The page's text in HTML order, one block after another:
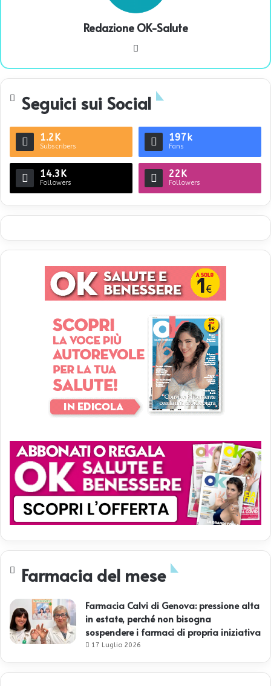
Redazione OK-Salute
te
Seguici sui Social
1.2K
Subscribers
197k
Fans
14.3K
Followers
22K
Followers
Farmacia del mese
Farmacia Calvi di Genova: pressione alta
in estate, perché non bisogna
sospendere i farmaci di propria iniziativa
17 Luglio 2026